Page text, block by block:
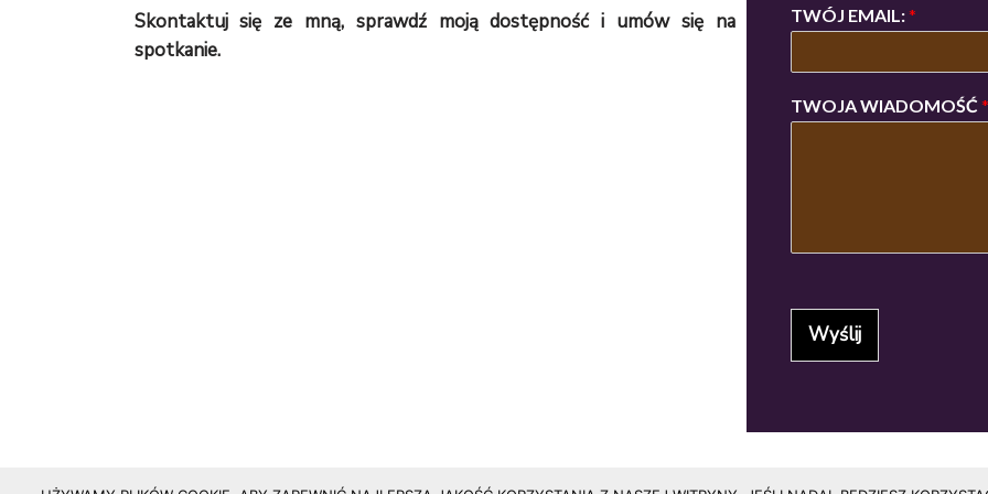
Skontaktuj się ze mną, sprawdź moją dostępność i umów się na
spotkanie.
TWÓJ EMAIL:*
TWOJA WIADOMOŚĆ *
Wyślij